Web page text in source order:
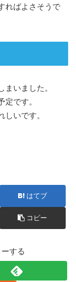
ればよさそうで
いました。
定です。
しいです。
はてブ
コピー
する